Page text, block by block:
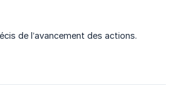
de l’avancement des actions.